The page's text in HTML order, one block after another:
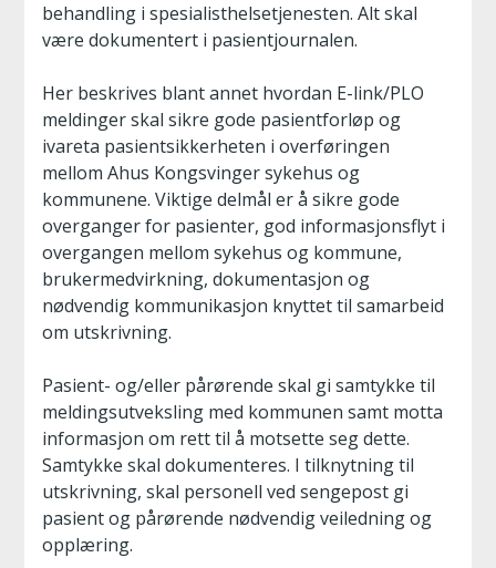
behandling i spesialisthelsetjenesten. Alt skal
være dokumentert i pasientjournalen.
Her beskrives blant annet hvordan E-link/PLO
meldinger skal sikre gode pasientforløp og
ivareta pasientsikkerheten i overføringen
mellom Ahus Kongsvinger sykehus og
kommunene. Viktige delmål er å sikre gode
overganger for pasienter, god informasjonsflyt i
overgangen mellom sykehus og kommune,
brukermedvirkning, dokumentasjon og
nødvendig kommunikasjon knyttet til samarbeid
om utskrivning.
Pasient- og/eller pårørende skal gi samtykke til
meldingsutveksling med kommunen samt motta
informasjon om rett til å motsette seg dette.
Samtykke skal dokumenteres. I tilknytning til
utskrivning, skal personell ved sengepost gi
pasient og pårørende nødvendig veiledning og
opplæring.